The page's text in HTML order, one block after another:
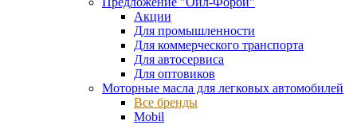
Акции
Для промышленности
Для коммерческого транспорта
Для автосервиса
Для оптовиков
Моторные масла для легковых автомобилей
Все бренды
Mobil